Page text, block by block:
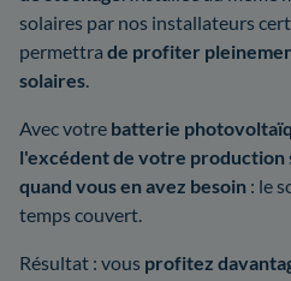
solaires par nos installateurs
permettra de profiter
solaires.
Avec votre batterie
l'excédent de votre production
quand vous en avez besoin : le
temps couvert.
Résultat : vous profitez